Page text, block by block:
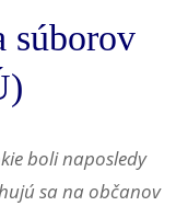
súborov
boli naposledy
sa na občanov